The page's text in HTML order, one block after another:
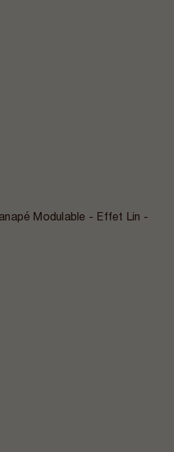
Modulable - Effet Lin -